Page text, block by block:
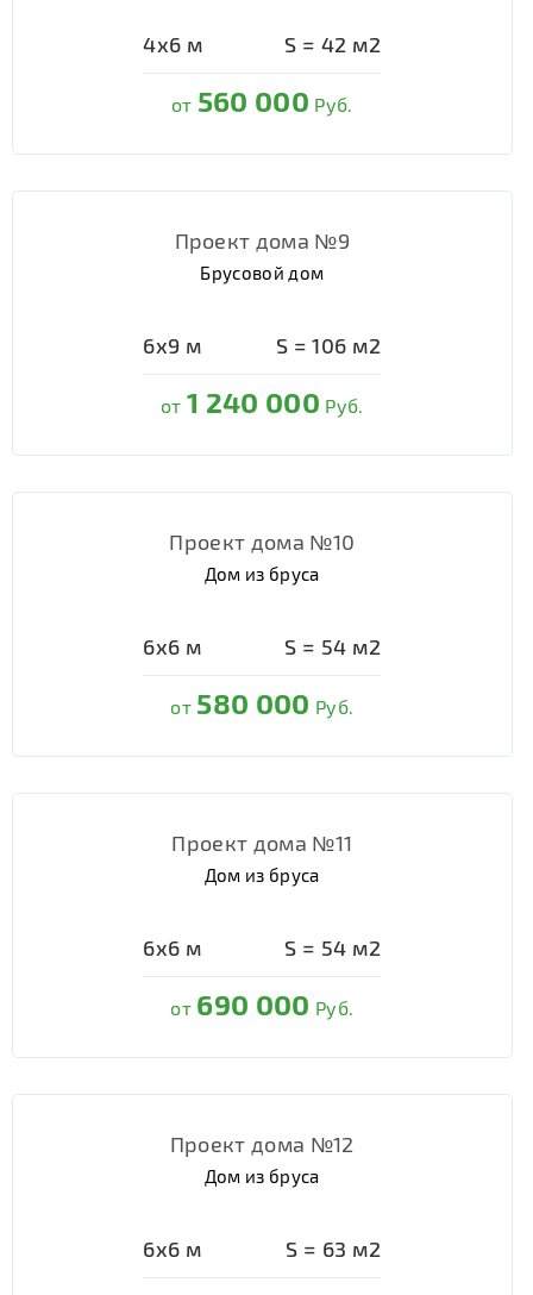
4х6 м S = 42 м2
от 560 000 Руб.
Проект дома №9
Брусовой дом
6х9 м S =106 м2
от 1 240 000 Руб.
Проект дома №10
Дом из бруса
6х6 м S = 54 м2
от 580 000 Руб.
Проект дома №11
Дом из бруса
6х6 м S = 54 м2
от 690 000 Руб.
Проект дома №12
Дом из бруса
6х6 м S = 63 м2